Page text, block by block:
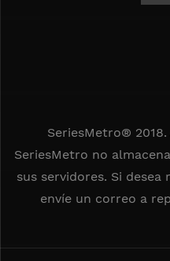
SeriesMetro®
SeriesMetro no
sus servidores. Si
envíe un correo a